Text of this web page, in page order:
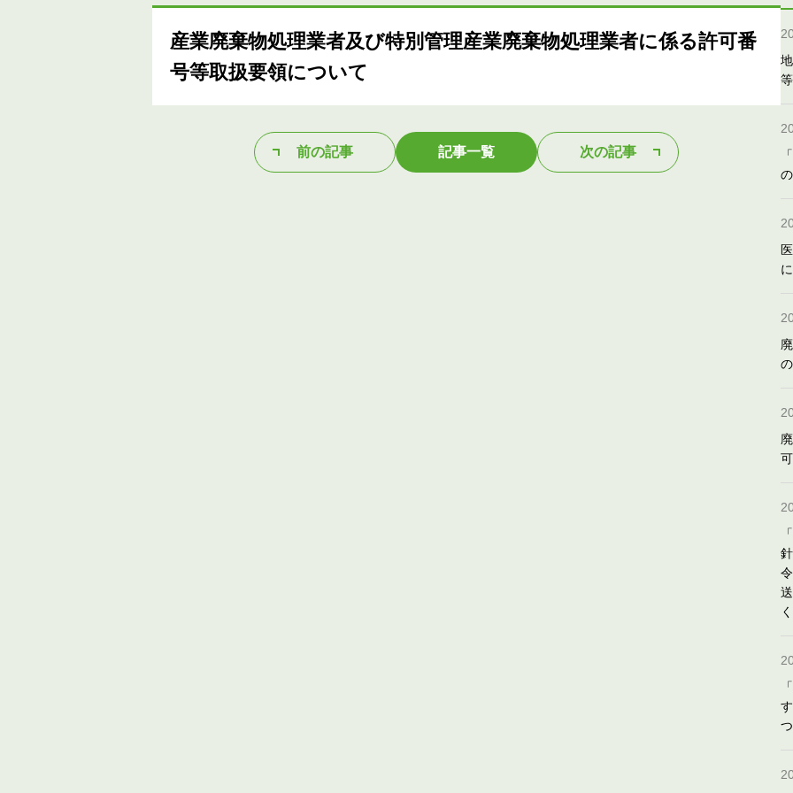
産業廃棄物処理業者及び特別管理産業廃棄物処理業者に係る許可番
号等取扱要領について
前の記事 記事一覧 次の記事